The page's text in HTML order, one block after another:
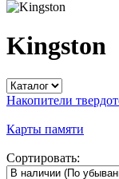
Kingston
Накопители
Карты памяти
Сортировать: